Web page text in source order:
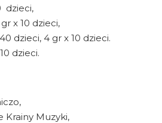
dzieci,
x 10 dzieci,
dzieci, 4 gr x 10 dzieci.
dzieci.
Krainy Muzyki,